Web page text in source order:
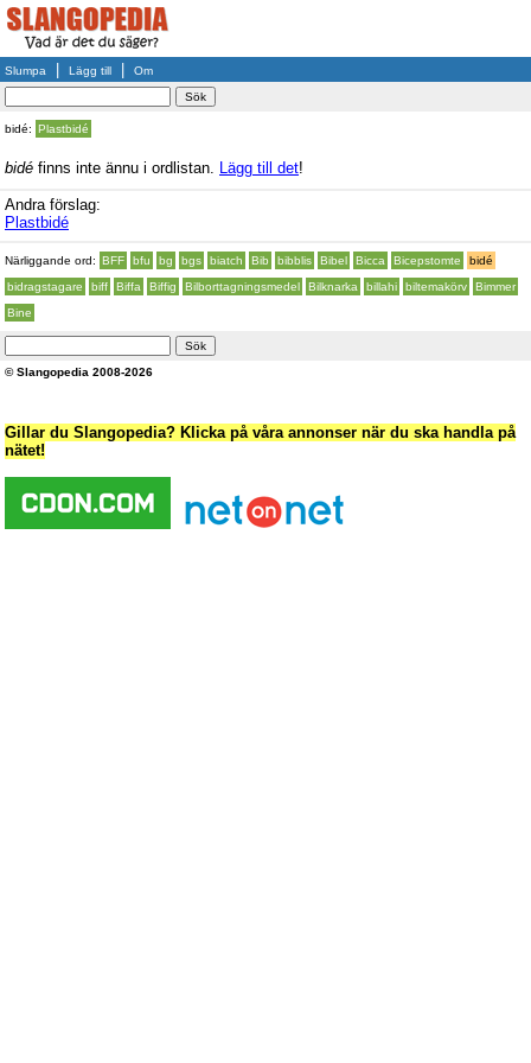
Slumpa Lägg till Om
bidé: Plastbidé
bidé finns inte ännu i ordlistan. Lägg till det!
Andra förslag:
Plastbidé
Närliggande ord: BFF bfu bg bgs biatch Bib bibblis Bibel Bicca Bicepstomte
bidé
bidragstagare
biff Biffa Biffig Bilborttagningsmedel Bilknarka billahi biltemakörv
Bimmer
Bine
© Slangopedia 2008-2026
Gillar du Slangopedia? Klicka på våra annonser när du ska handla på
nätet!